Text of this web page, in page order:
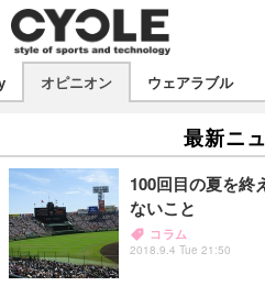
製品/用品
飲食
コラム
ボイス
ビジネス
海外
スポーツ
短信
イベント
オピニオン ウェアラブル
最新ニ
100回目の夏を終
ないこと
コラム
2018.9.4 Tue 21:50